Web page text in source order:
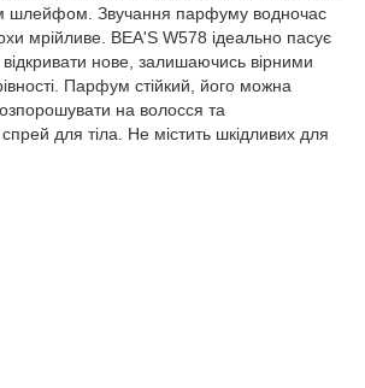
шлейфом. Звучання парфуму водночас
мрійливе. BEA'S W578 ідеально пасує
нове, залишаючись вірними
Парфум стійкий, його можна
на волосся та
для тіла. Не містить шкідливих для